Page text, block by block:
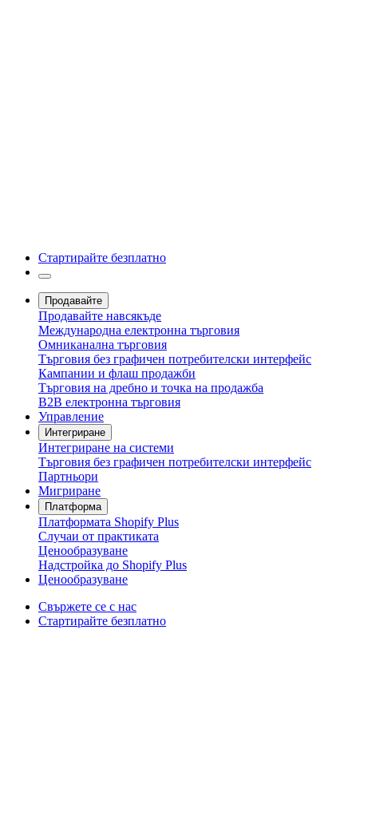
Стартирайте безплатно
Продавайте
Продавайте навсякъде
Международна електронна търговия
Омниканална търговия
Търговия без графичен потребителски интерфейс
Кампании и флаш продажби
Търговия на дребно и точка на продажба
B2B електронна търговия
Управление
Интегриране
Интегриране на системи
Търговия без графичен потребителски интерфейс
Партньори
Мигриране
Платформа
Платформата Shopify Plus
Случаи от практиката
Ценообразуване
Надстройка до Shopify Plus
Ценообразуване
Свържете се с нас
Стартирайте безплатно